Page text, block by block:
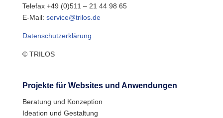
Telefax +49 (0)511 – 21 44 98 65
E-Mail: service@trilos.de
Datenschutzerklärung
© TRILOS
Projekte für Websites und Anwendungen
Beratung und Konzeption
Ideation und Gestaltung